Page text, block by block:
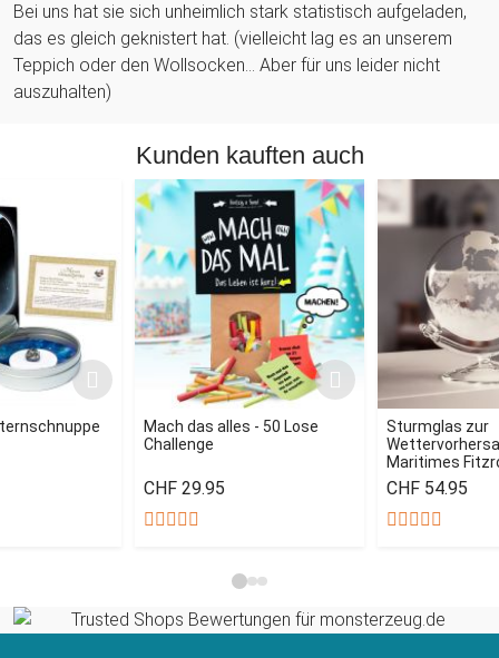
Bei uns hat sie sich unheimlich stark statistisch aufgeladen,
das es gleich geknistert hat. (vielleicht lag es an unserem
Teppich oder den Wollsocken... Aber für uns leider nicht
auszuhalten)
Kunden kauften auch
Mach das alles - 50 Lose
Challenge
CHF 29.95
Sturmglas zur
Maritimes
CHF 54.95